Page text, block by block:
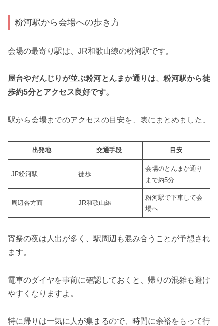
粉河駅から会場への歩き方
会場の最寄り駅は、JR和歌山線の粉河駅です。
屋台やだんじりが並ぶ粉河とんまか通りは、粉河駅から徒
歩約5分とアクセス良好です。
駅から会場までのアクセスの目安を、表にまとめました。
出発地 交通手段 目安
JR粉河駅 徒歩
会場のとんまか通り
まで約5分
周辺各方面 JR和歌山線
粉河駅で下車して会
場へ
宵祭の夜は人出が多く、駅周辺も混み合うことが予想され
ます。
電車のダイヤを事前に確認しておくと、帰りの混雑も避け
やすくなりますよ。
特に帰りは一気に人が集まるので、時間に余裕をもって行